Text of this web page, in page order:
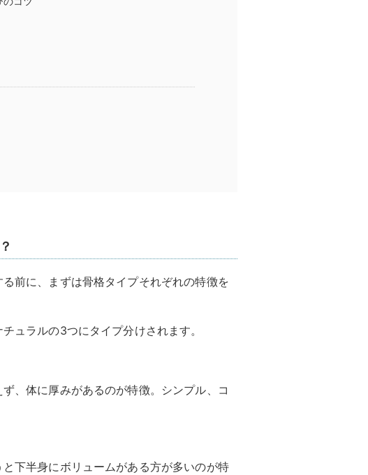
前に、まずは骨格タイプそれぞれの特徴を
ュラルの3つにタイプ分けされます。
、体に厚みがあるのが特徴。シンプル、コ
下半身にボリュームがある方が多いのが特